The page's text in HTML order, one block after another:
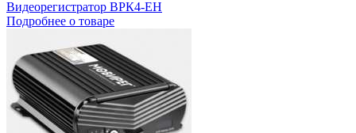
Видеорегистратор ВРК4-ЕН
Подробнее о товаре